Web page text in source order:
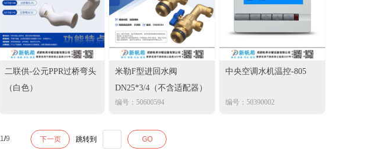
二联供-公元PPR过桥弯头
（白色）
米勒F型进回水阀
DN25*3/4（不含适配器）
编号：50600594
中央空调水机温控-805
编号：50390002
1/9 下一页 跳转到 GO